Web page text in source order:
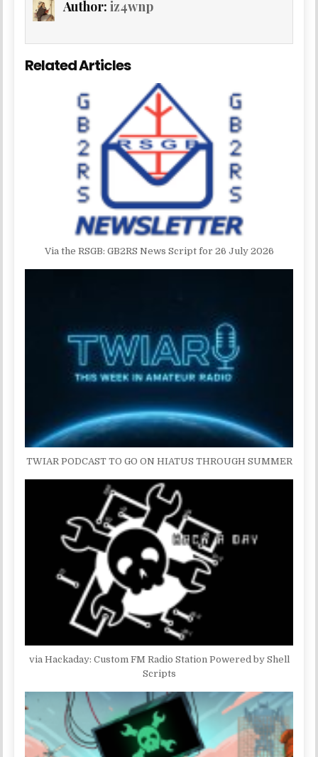
Author:iz4wnp
Related Articles
Via the RSGB: GB2RS News Script for 26 July 2026
TWIAR PODCAST TO GO ON HIATUS THROUGH SUMMER
via Hackaday: Custom FM Radio Station Powered by Shell
Scripts